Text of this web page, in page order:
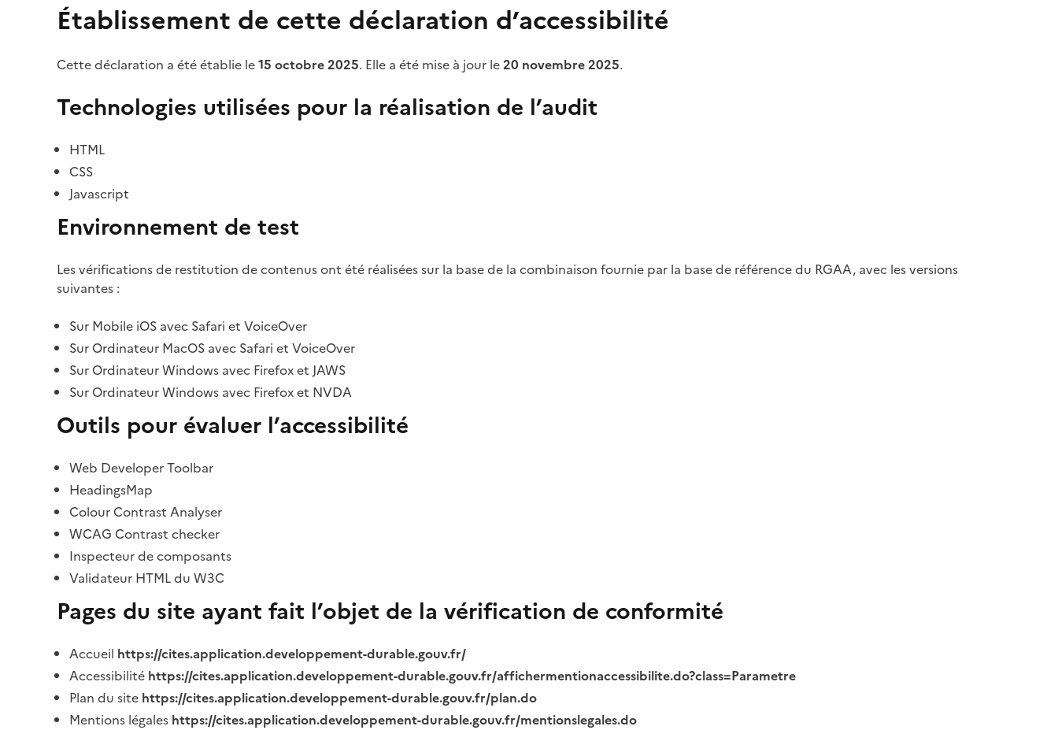
Établissement de cette déclaration d’accessibilité
Cette déclaration a été établie le15 octobre 2025. Elle a été mise à jour le20 novembre 2025.
Technologies utilisées pour la réalisation de l’audit
HTML
CSS
Javascript
Environnement de test
Les vérifications de restitution de contenus ont été réalisées sur la base de la combinaison fournie par la base de référence du RGAA, avec les versions
suivantes :
Sur Mobile iOS avec Safari et VoiceOver
Sur Ordinateur MacOS avec Safari et VoiceOver
Sur Ordinateur Windows avec Firefox et JAWS
Sur Ordinateur Windows avec Firefox et NVDA
Outils pour évaluer l’accessibilité
Web Developer Toolbar
HeadingsMap
Colour Contrast Analyser
WCAG Contrast checker
Inspecteur de composants
Validateur HTML du W3C
Pages du site ayant fait l’objet de la vérification de conformité
Accueil https://cites.application.developpement-durable.gouv.fr/
Accessibilité https://cites.application.developpement-durable.gouv.fr/affichermentionaccessibilite.do?class=Parametre
Plan du site https://cites.application.developpement-durable.gouv.fr/plan.do
Mentions légales https://cites.application.developpement-durable.gouv.fr/mentionslegales.do